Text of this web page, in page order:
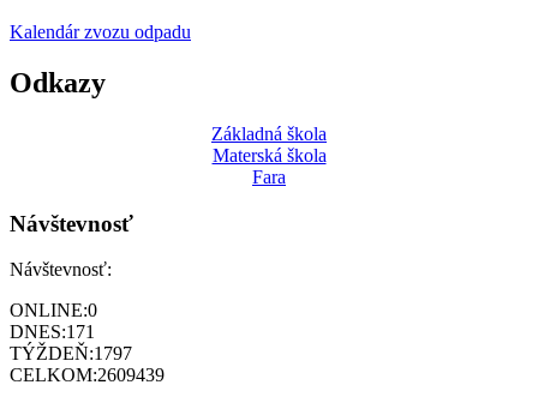
Kalendár zvozu odpadu
Odkazy
Základná škola
Materská škola
Fara
Návštevnosť
Návštevnosť:
ONLINE:0
DNES:171
TÝŽDEŇ:1797
CELKOM:2609439